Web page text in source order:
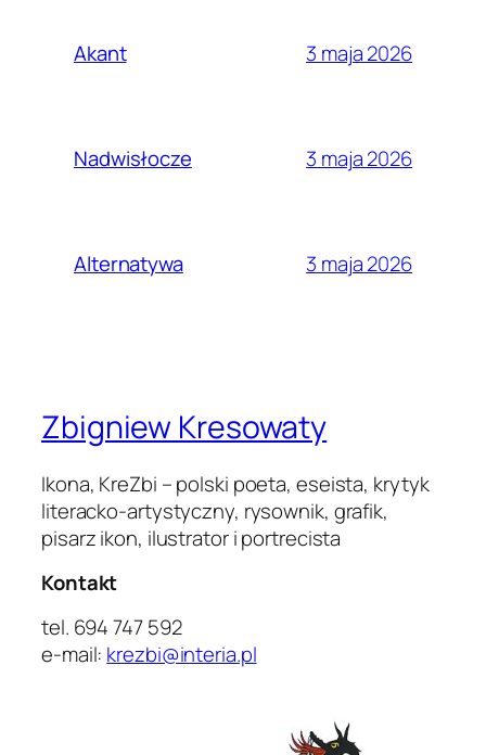
Akant 3 maja 2026
Nadwisłocze 3 maja 2026
Alternatywa 3 maja 2026
Zbigniew Kresowaty
Ikona, KreZbi – polski poeta, eseista, krytyk
literacko-artystyczny, rysownik, grafik,
pisarz ikon, ilustrator i portrecista
Kontakt
tel. 694 747 592
e-mail: krezbi@interia.pl